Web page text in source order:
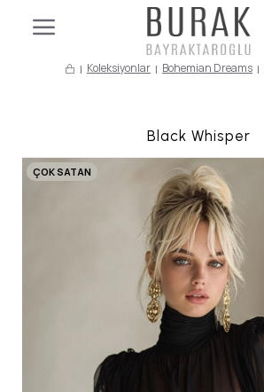
Koleksiyonlar Bohemian Dreams
Black Whisper
ÇOK SATAN